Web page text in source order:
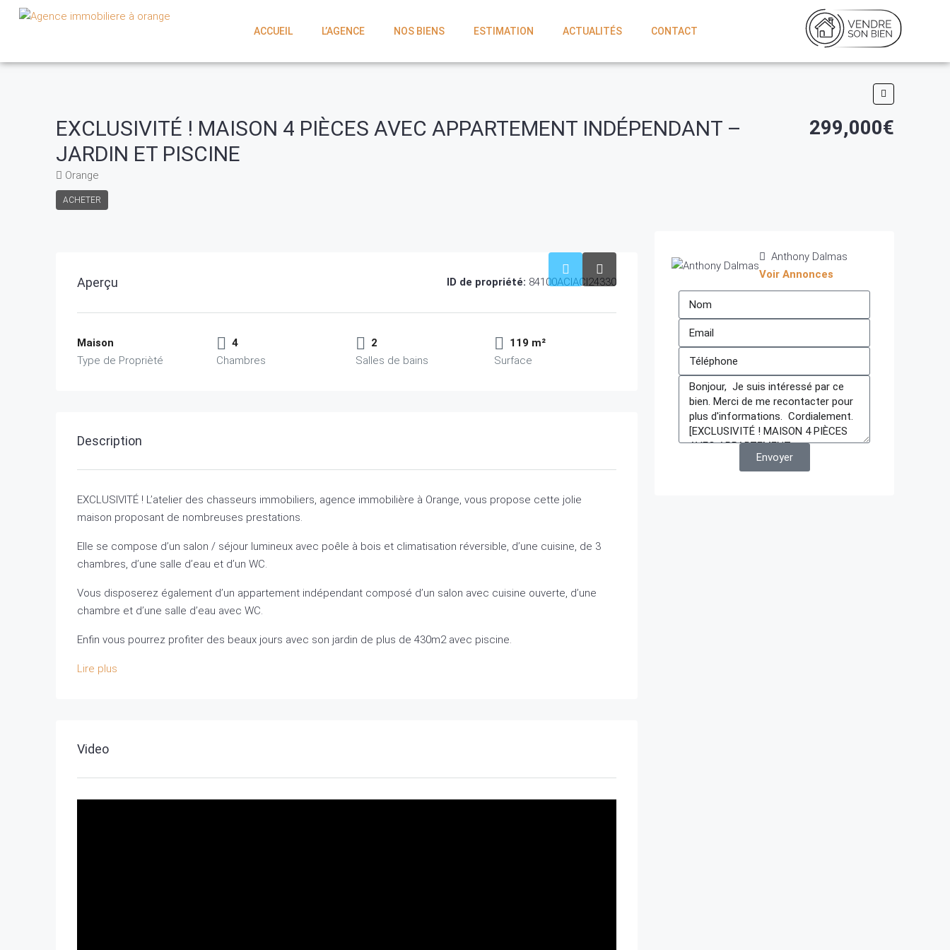
ACCUEIL L’AGENCE NOS BIENS ESTIMATION ACTUALITÉS CONTACT
EXCLUSIVITÉ ! MAISON 4 PIÈCES AVEC APPARTEMENT INDÉPENDANT –
JARDIN ET PISCINE
Orange
ACHETER
299,000€
Aperçu ID de propriété: 84100ACIACI24330
Maison
Type de Proprièté
4
Chambres
2
Salles de bains
119 m²
Surface
Description
EXCLUSIVITÉ ! L’atelier des chasseurs immobiliers, agence immobilière à Orange, vous propose cette jolie
maison proposant de nombreuses prestations.
Elle se compose d’un salon / séjour lumineux avec poêle à bois et climatisation réversible, d’une cuisine, de 3
chambres, d’une salle d’eau et d’un WC.
Vous disposerez également d’un appartement indépendant composé d’un salon avec cuisine ouverte, d’une
chambre et d’une salle d’eau avec WC.
Enfin vous pourrez profiter des beaux jours avec son jardin de plus de 430m2 avec piscine.
Lire plus
Video
Anthony Dalmas
Voir Annonces
Envoyer